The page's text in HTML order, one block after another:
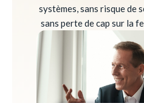
systèmes, sans risque de
sans perte de cap sur la